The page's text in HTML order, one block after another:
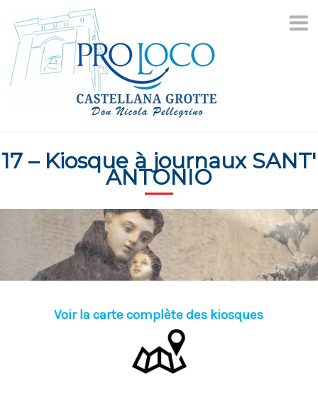
contenu
17 – Kiosque à journaux SANT'
ANTONIO
Voir la carte complète des kiosques